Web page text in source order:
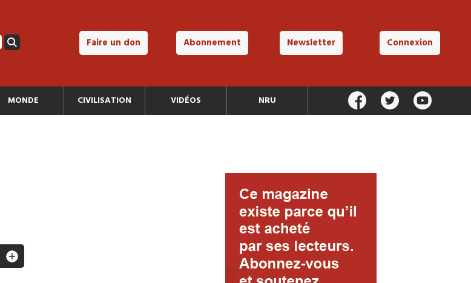
Faire un don Abonnement Newsletter Connexion
MONDE CIVILISATION VIDÉOS NRU